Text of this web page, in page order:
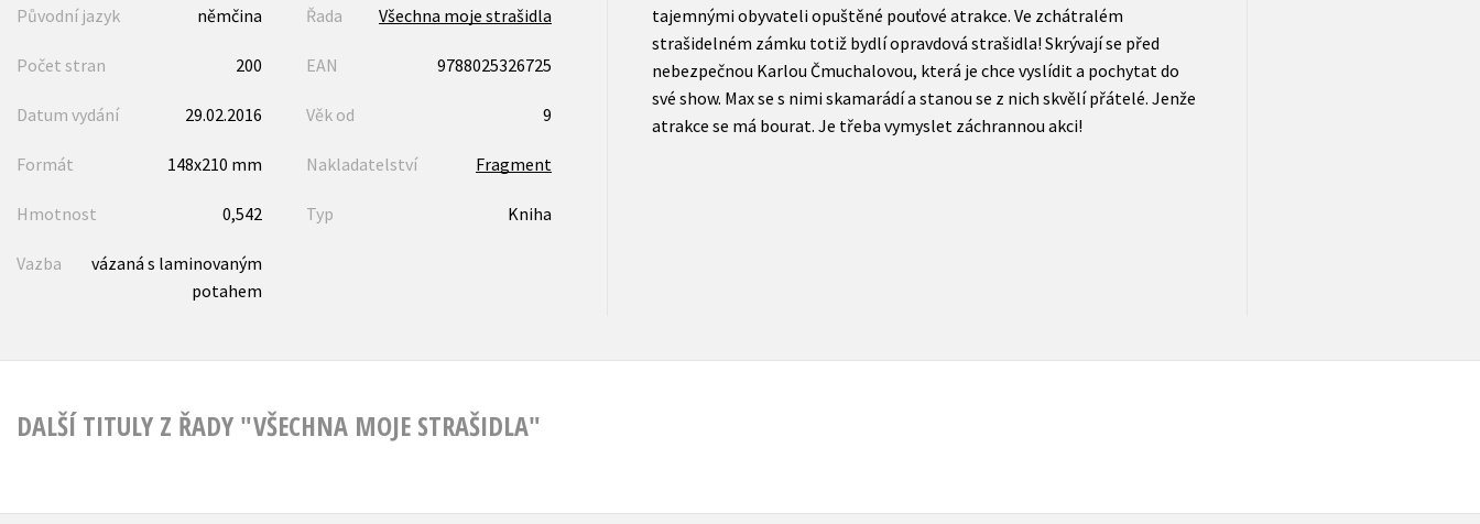
Původní jazyk němčina Řada Všechna moje strašidla
Počet stran 200 EAN 9788025326725
Datum vydání 29.02.2016 Věk od 9
Formát 148x210 mm Nakladatelství Fragment
Hmotnost 0,542 Typ Kniha
Vazba
vázaná s laminovaným
potahem
tajemnými obyvateli opuštěné pouťové atrakce. Ve zchátralém
strašidelném zámku totiž bydlí opravdová strašidla! Skrývají se před
nebezpečnou Karlou Čmuchalovou, která je chce vyslídit a pochytat do
své show. Max se s nimi skamarádí a stanou se z nich skvělí přátelé. Jenže
atrakce se má bourat. Je třeba vymyslet záchrannou akci!
DALŠÍ TITULY Z ŘADY "VŠECHNA MOJE STRAŠIDLA"